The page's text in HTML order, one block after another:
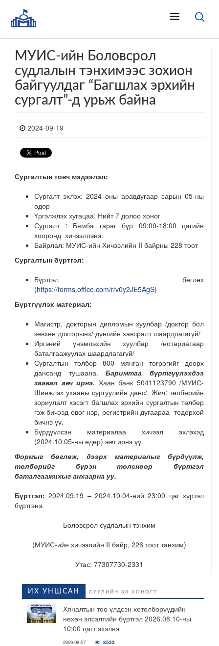
МУИС-ийн Боловсрол
судлалын тэнхимээс зохион
байгуулдаг “Багшлах эрхийн
сургалт”-д урьж байна
2024-09-19
Сургалтын товч мэдээлэл:
Сургалт эхлэх: 2024 оны аравдугаар сарын 05-ны
өдөр
Үргэлжлэх хугацаа: Нийт 7 долоо хоног
Сургалт : Бямба гараг бүр 09:00-18:00 цагийн
хооронд хичээллэнэ.
Байрлал: МУИС-ийн Хичээлийн II байрны 228 тоот
Сургалтын бүртгэл:
Бүртгэл бөглөх
(https://forms.office.com/r/v0y2JE5AgS)
Бүртгүүлэх материал:
Магистр, докторын дипломын хуулбар /доктор бол
зөвхөн докторынх/ дүнгийн хавсралт шаардлагагүй/
Иргэний үнэмлэхийн хуулбар /нотариатаар
баталгаажуулах шаардлагагүй/
Сургалтын төлбөр 800 мянган төгрөгийг доорх
дансанд тушаана.Баримтаа бүртгүүлэхдээ
заавал авч ирнэ. Хаан банк 5041123790 /МУИС-
Шинжлэх ухааны сургуулийн данс/. Жич: төлбөрийн
зориулалт хэсэгт багшлах эрхийн сургалтын төлбөр
гэж бичээд овог нэр, регистрийн дугаараа тодорхой
бичнэ үү.
Бүрдүүлсэн материалаа хичээл эхлэхэд
(2024.10.05-ны өдөр) авч ирнэ үү.
Формыг бөглөж, дээрх материалыг бүрдүүлж,
төлбөрийг бүрэн төлснөөр бүртгэл
баталгаажихыг анхаарна уу.
Бүртгэл: 2024.09.19 – 2024.10.04-ний 23:00 цаг хүртэл
бүртгэнэ.
Боловсрол судлалын тэнхим
(МУИС-ийн хичээлийн II байр, 226 тоот танхим)
Утас: 77307730-2331
ИХ УНШСАН СҮҮЛИЙН 30 ХОНОГТ
Хяналтын тоо үлдсэн хөтөлбөрүүдийн
нөхөн элсэлтийн бүртгэл 2026.08.10-ны
10:00 цагт эхэлнэ
2026-08-07 8533